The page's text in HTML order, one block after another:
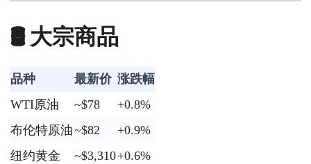
🛢️ 大宗商品
品种 最新价 涨跌幅
WTI原油
~$78
+0.8%
布伦特原油~$82
+0.9%
纽约黄金
~$3,310+0.6%